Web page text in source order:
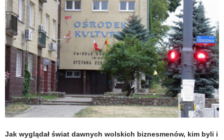
Jak wyglądał świat dawnych wolskich biznesmenów, kim byli i